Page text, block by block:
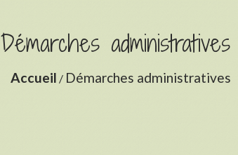
Démarches administratives
Accueil / Démarches administratives